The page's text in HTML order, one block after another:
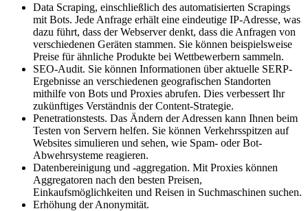
Data Scraping, einschließlich des automatisierten Scrapings
mit Bots. Jede Anfrage erhält eine eindeutige IP-Adresse, was
dazu führt, dass der Webserver denkt, dass die Anfragen von
verschiedenen Geräten stammen. Sie können beispielsweise
Preise für ähnliche Produkte bei Wettbewerbern sammeln.
SEO-Audit. Sie können Informationen über aktuelle SERP-
Ergebnisse an verschiedenen geografischen Standorten
mithilfe von Bots und Proxies abrufen. Dies verbessert Ihr
zukünftiges Verständnis der Content-Strategie.
Penetrationstests. Das Ändern der Adressen kann Ihnen beim
Testen von Servern helfen. Sie können Verkehrsspitzen auf
Websites simulieren und sehen, wie Spam- oder Bot-
Abwehrsysteme reagieren.
Datenbereinigung und -aggregation. Mit Proxies können
Aggregatoren nach den besten Preisen,
Einkaufsmöglichkeiten und Reisen in Suchmaschinen suchen.
Erhöhung der Anonymität.